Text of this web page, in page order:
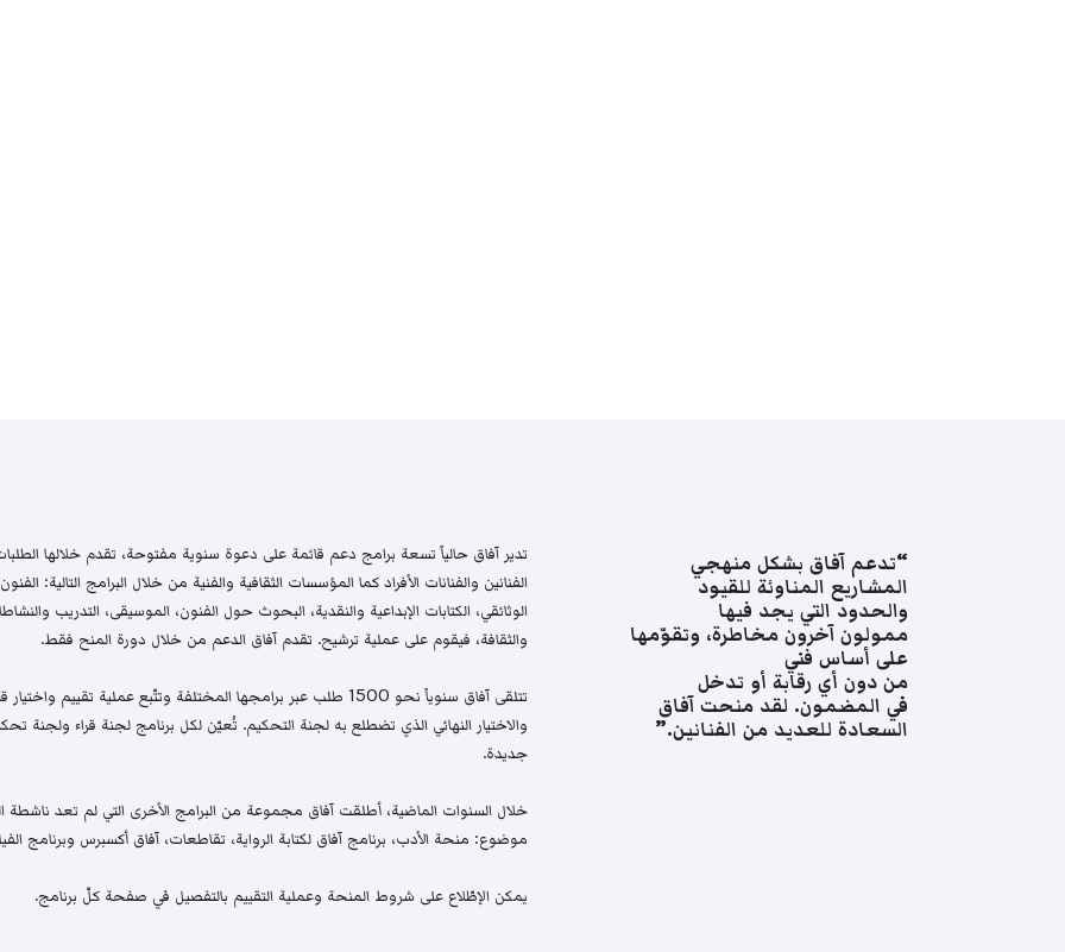
“تدعم آفاق بشكل منهجي
المشاريع المناوئة للقيود
والحدود التي يجد فيها
ممولون آخرون مخاطرة، وتقوّمها
على أساس فني
من دون أي رقابة أو تدخل
في المضمون. لقد منحت آفاق
السعادة للعديد من الفنانين.”
تدير آفاق حالياً تسعة برامج دعم قائمة على دعوة سنوية مفتوحة، تقدم خلالها
الفنانين والفنانات الأفراد كما المؤسسات الثقافية والفنية من خلال البرامج التالية:
الوثائقي، الكتابات الإبداعية والنقدية، البحوث حول الفنون، الموسيقى، التدريب
والثقافة، فيقوم على عملية ترشيح. تقدم آفاق الدعم من خلال دورة المنح فقط.
تتلقى آفاق سنوياً نحو 1500 طلب عبر برامجها المختلفة وتتّبع عملية
والاختيار النهائي الذي تضطلع به لجنة التحكيم. تُعيّن لكل برنامج لجنة قراء
جديدة.
خلال السنوات الماضية، أطلقت آفاق مجموعة من البرامج الأخرى التي لم تعد ناشطة
موضوع: منحة الأدب، برنامج آفاق لكتابة الرواية، تقاطعات، آفاق أكسبرس وبرنامج
يمكن الإطّلاع على شروط المنحة وعملية التقييم بالتفصيل في صفحة كلّ برنامج.